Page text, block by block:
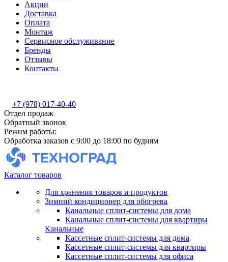
Акции
Доставка
Оплата
Монтаж
Сервисное обслуживание
Бренды
Отзывы
Контакты
+7 (978) 017-40-40
Отдел продаж
Обратный звонок
Режим работы:
Обработка заказов с 9:00 до 18:00 по будням
Каталог товаров
Для хранения товаров и продуктов
Зимний кондиционер для обогрева
Канальные сплит-системы для дома
Канальные сплит-системы для квартиры
Канальные
Кассетные сплит-системы для дома
Кассетные сплит-системы для квартиры
Кассетные сплит-системы для офиса